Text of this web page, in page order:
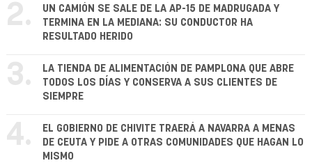
2.
UN CAMIÓN SE SALE DE LA AP-15 DE MADRUGADA Y
TERMINA EN LA MEDIANA: SU CONDUCTOR HA
RESULTADO HERIDO
3.
LA TIENDA DE ALIMENTACIÓN DE PAMPLONA QUE ABRE
TODOS LOS DÍAS Y CONSERVA A SUS CLIENTES DE
SIEMPRE
4.
EL GOBIERNO DE CHIVITE TRAERÁ A NAVARRA A MENAS
DE CEUTA Y PIDE A OTRAS COMUNIDADES QUE HAGAN LO
MISMO